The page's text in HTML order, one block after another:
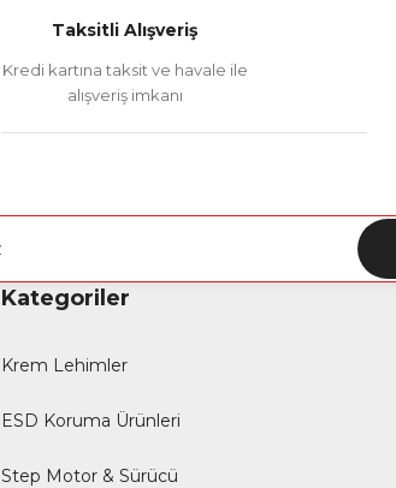
Taksitli Alışveriş
Kredi kartına taksit ve havale ile
alışveriş imkanı
Kategoriler
Krem Lehimler
ESD Koruma Ürünleri
Step Motor & Sürücü